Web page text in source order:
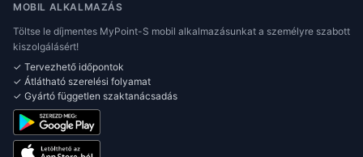
MOBIL ALKALMAZÁS
Töltse le díjmentes MyPoint-S mobil alkalmazásunkat a személyre szabott
kiszolgálásért!
✓ Tervezhető időpontok
✓ Átlátható szerelési folyamat
✓ Gyártó független szaktanácsadás